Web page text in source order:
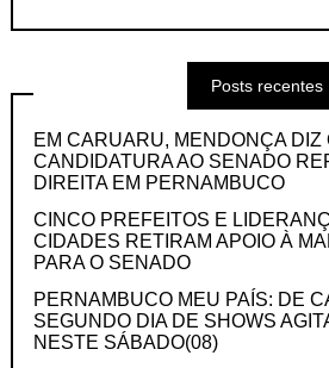
Posts recentes
EM CARUARU, MENDONÇA DIZ
CANDIDATURA AO SENADO
DIREITA EM PERNAMBUCO
CINCO PREFEITOS E
CIDADES RETIRAM APOIO À
PARA O SENADO
PERNAMBUCO MEU PAÍS: DE
SEGUNDO DIA DE SHOWS
NESTE SÁBADO(08)